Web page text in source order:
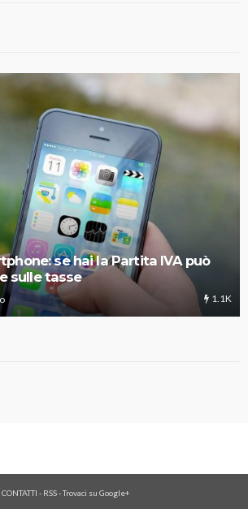
se hai la Partita IVA può
sulle tasse
1.1K
CONTATTI - RSS-Trovaci su Google+